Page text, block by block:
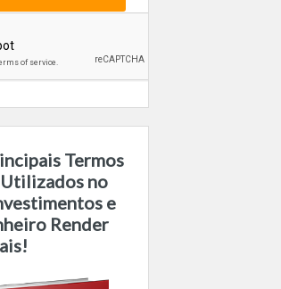
Termos
no
e
Render